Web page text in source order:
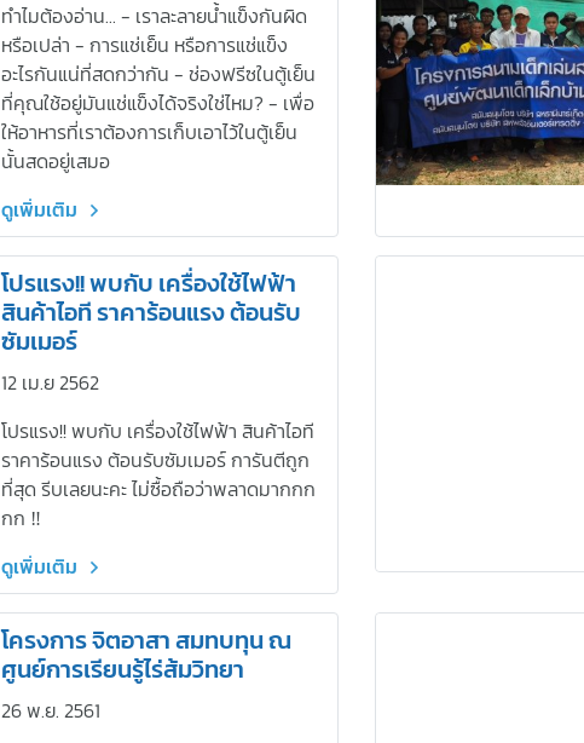
ทำไมต้องอ่าน... - เราละลายน้ำแข็งกันผิด
หรือเปล่า - การแช่เย็น หรือการแช่แข็ง
อะไรกันแน่ที่สดกว่ากัน - ช่องฟรีซในตู้เย็น
ที่คุณใช้อยู่มันแช่แข็งได้จริงใช่ไหม? - เพื่อ
ให้อาหารที่เราต้องการเก็บเอาไว้ในตู้เย็น
นั้นสดอยู่เสมอ
ดูเพิ่มเติม
โปรแรง!! พบกับ เครื่องใช้ไฟฟ้า
สินค้าไอที ราคาร้อนแรง ต้อนรับ
ซัมเมอร์
12 เม.ย 2562
โปรแรง!! พบกับ เครื่องใช้ไฟฟ้า สินค้าไอที
ราคาร้อนแรง ต้อนรับซัมเมอร์ การันตีถูก
ที่สุด รีบเลยนะคะ ไม่ซื้อถือว่าพลาดมากกก
กก ‼
ดูเพิ่มเติม
โครงการ จิตอาสา สมทบทุน ณ
ศูนย์การเรียนรู้ไร่ส้มวิทยา
26 พ.ย. 2561